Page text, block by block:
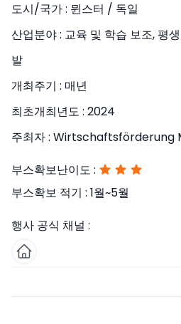
도시/국가 : 뮌스터 / 독일
산업분야 : 교육 및 학습 보조, 평
발
개최주기 : 매년
최초개최년도 : 2024
주최자 : Wirtschaftsförderung
부스확보난이도 :
부스확보 적기 : 1월~5월
행사 공식 채널 :